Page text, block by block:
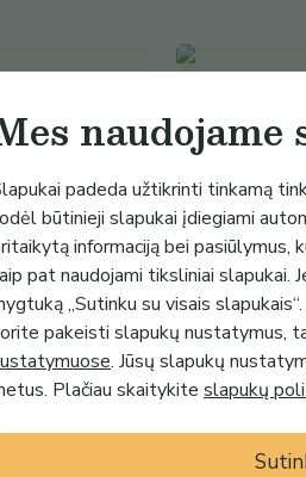
ir
naujagimiui
13.90€
Vilnonės
naudojame
padeda užtikrinti tinkamą
būtinieji slapukai įdiegiami
informaciją bei pasiūlymus,
pat naudojami tiksliniai slapukai.
„Sutinku su visais
pakeisti slapukų nustatymus,
. Jūsų slapukų
Plačiau skaitykite slapukų